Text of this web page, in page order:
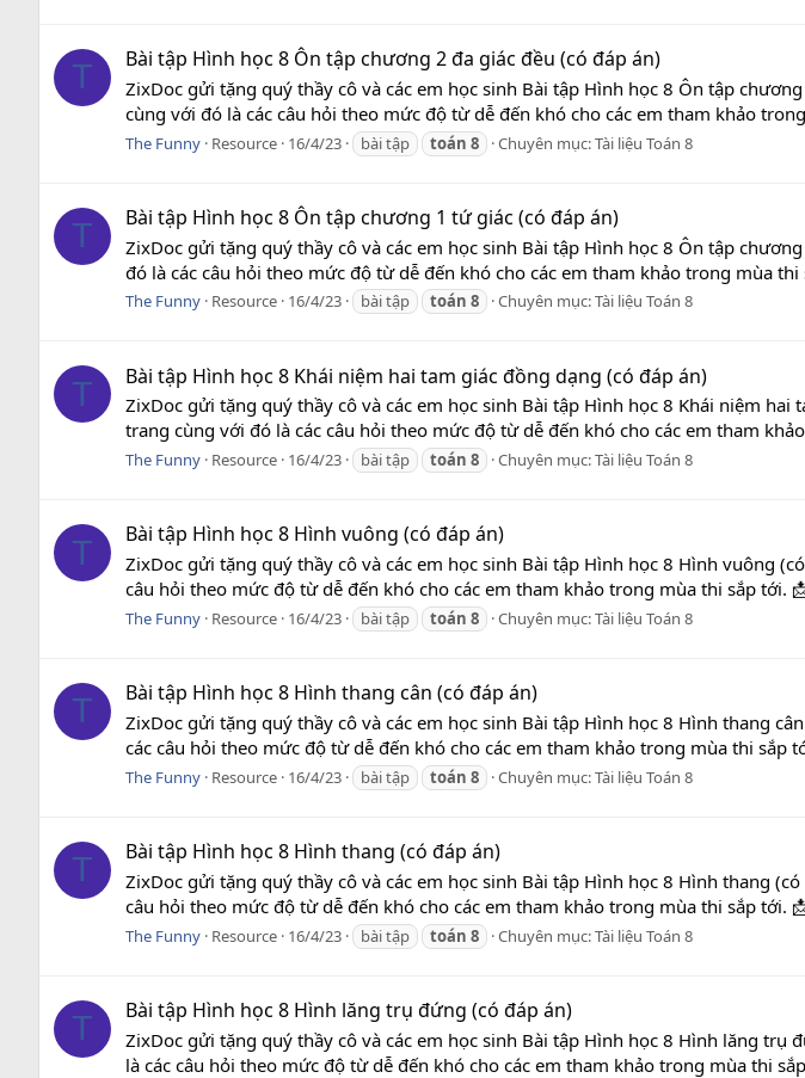
T Bài tập Hình học 8 Ôn tập chương 2 đa giác đều (có đáp án)
ZixDoc gửi tặng quý thầy cô và các em học sinh Bài tập Hình học 8 Ôn tập
cùng với đó là các câu hỏi theo mức độ từ dễ đến khó cho các em tham khảo
The Funny Resource 16/4/23 bài tập toán 8 Chuyên mục:Tài liệu Toán 8
T Bài tập Hình học 8 Ôn tập chương 1 tứ giác (có đáp án)
ZixDoc gửi tặng quý thầy cô và các em học sinh Bài tập Hình học 8 Ôn tập
đó là các câu hỏi theo mức độ từ dễ đến khó cho các em tham khảo trong mùa
The Funny Resource 16/4/23 bài tập toán 8 Chuyên mục:Tài liệu Toán 8
T Bài tập Hình học 8 Khái niệm hai tam giác đồng dạng (có đáp án)
ZixDoc gửi tặng quý thầy cô và các em học sinh Bài tập Hình học 8 Khái niệm
trang cùng với đó là các câu hỏi theo mức độ từ dễ đến khó cho các em tham
The Funny Resource 16/4/23 bài tập toán 8 Chuyên mục:Tài liệu Toán 8
T Bài tập Hình học 8 Hình vuông (có đáp án)
ZixDoc gửi tặng quý thầy cô và các em học sinh Bài tập Hình học 8 Hình vuông
câu hỏi theo mức độ từ dễ đến khó cho các em tham khảo trong mùa thi sắp tới.
The Funny Resource 16/4/23 bài tập toán 8 Chuyên mục:Tài liệu Toán 8
T Bài tập Hình học 8 Hình thang cân (có đáp án)
ZixDoc gửi tặng quý thầy cô và các em học sinh Bài tập Hình học 8 Hình thang
các câu hỏi theo mức độ từ dễ đến khó cho các em tham khảo trong mùa thi sắp
The Funny Resource 16/4/23 bài tập toán 8 Chuyên mục:Tài liệu Toán 8
T Bài tập Hình học 8 Hình thang (có đáp án)
ZixDoc gửi tặng quý thầy cô và các em học sinh Bài tập Hình học 8 Hình thang
câu hỏi theo mức độ từ dễ đến khó cho các em tham khảo trong mùa thi sắp tới.
The Funny Resource 16/4/23 bài tập toán 8 Chuyên mục:Tài liệu Toán 8
T Bài tập Hình học 8 Hình lăng trụ đứng (có đáp án)
ZixDoc gửi tặng quý thầy cô và các em học sinh Bài tập Hình học 8 Hình lăng
là các câu hỏi theo mức độ từ dễ đến khó cho các em tham khảo trong mùa thi